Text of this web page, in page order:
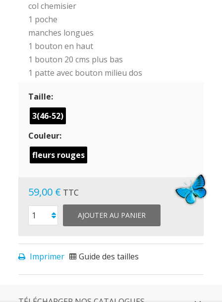
col chemisier
1 poche
manches longues
1 bouton en haut
1 bouton 20 cms plus bas
1 patte avec bouton milieu dos
Taille:
3(46-52)
Couleur:
fleurs rouges
59,00 € TTC
AJOUTER AU PANIER
Imprimer Guide des tailles